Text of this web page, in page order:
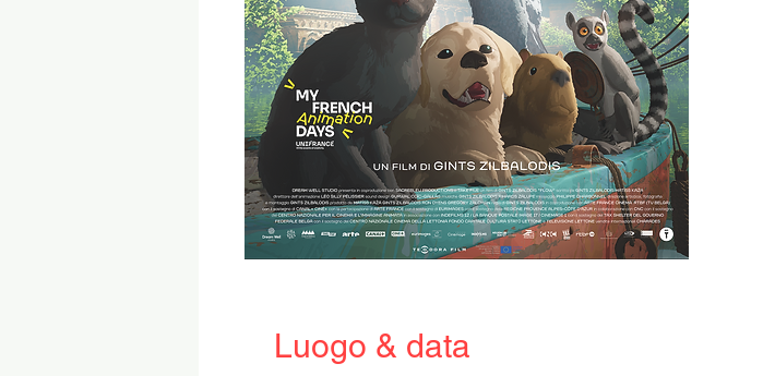
Luogo & data